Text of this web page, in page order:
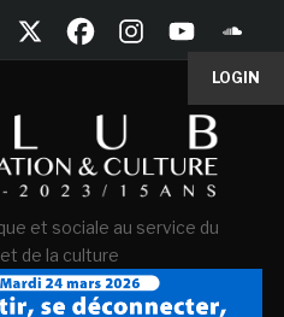
LOGIN
et sociale au service du
de la culture